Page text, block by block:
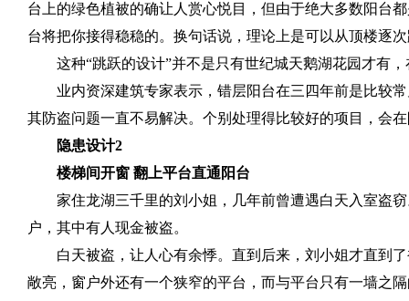
台上的绿色植被的确让人赏心悦目，但由于绝大多数阳台
台将把你接得稳稳的。换句话说，理论上是可以从顶楼逐
这种“跳跃的设计”并不是只有世纪城天鹅湖花园才有
业内资深建筑专家表示，错层阳台在三四年前是比较
其防盗问题一直不易解决。个别处理得比较好的项目，会
隐患设计2
楼梯间开窗 翻上平台直通阳台
家住龙湖三千里的刘小姐，几年前曾遭遇白天入室盗
户，其中有人现金被盗。
白天被盗，让人心有余悸。直到后来，刘小姐才直到
敞亮，窗户外还有一个狭窄的平台，而与平台只有一墙之